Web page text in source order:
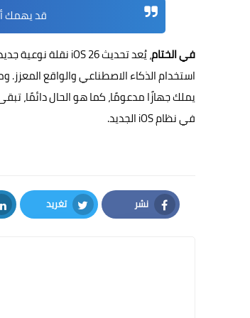
قد يهمك
في الختام
استخدام الذكاء الاصطناعي والواقع
في نظام iOS الجديد.
نشر
Facebook
تغريد
Twitter